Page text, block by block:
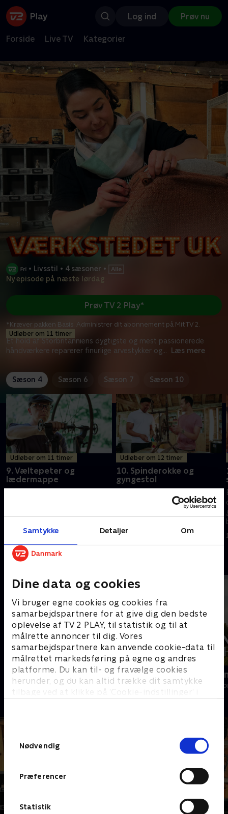
Samtykke Detaljer Om
Dine data og cookies
Vi bruger egne cookies og cookies fra
samarbejdspartnere for at give dig den bedste
oplevelse af TV 2 PLAY, til statistik og til at
målrette annoncer til dig. Vores
samarbejdspartnere kan anvende cookie-data til
målrettet markedsføring på egne og andres
platforme. Du kan til- og fravælge cookies
herunder, og du kan altid trække dit samtykke
tilbage ved at klikke på ’Cookie-indstillinger’ i
Nødvendig
Præferencer
Statistik
Log ind Prøv nu
Forside Live TV Kategorier
• Livsstil • 4 sæsoner •
Ny episode på næste lørdag
Udløber om 11 timer
Et hold af Storbritanniens dygtigste og mest passionerede
håndværkere reparerer finurlige arvestykker og... Læs mere
Prøv TV 2 Play*
*Kræver pakken Basis. Administrer dit abonnement på Mit TV 2.
Sæson 4 Sæson 6 Sæson 7 Sæson 10
Udløber om 11 timer
9. Væltepeter og
lædermappe
lædermappe med en vigtig
18. august 2021 • 43 min
Udløber om 12 timer
10. Spinderokke og
gyngestol
en håndlavet gyngestol, der er
engang at redde elskede
18. august 2021 • 44 min
Andre så også
Ryd op i dit liv
Livsstil • 6 sæsoner
Franske
Livsstil • 6